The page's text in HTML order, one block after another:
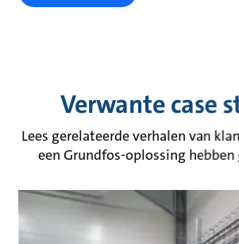
Verwante case
Lees gerelateerde verhalen van
een Grundfos-oplossing